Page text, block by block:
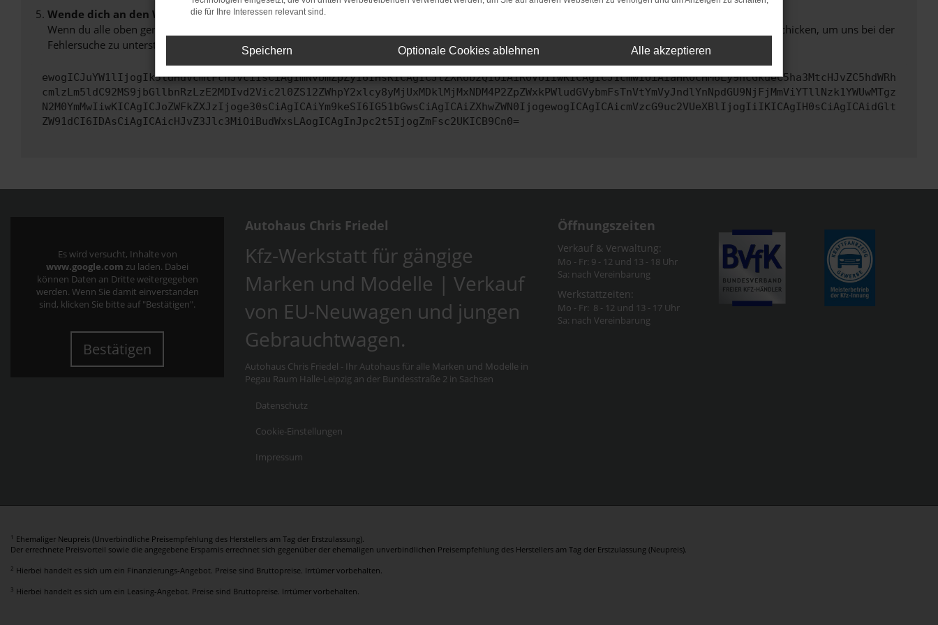
Wende dich an den Webseitenbetreiber.
Wenn du alle oben genannten Schritte versucht hast, kontaktiere uns bitte. Wir werden versuchen, das Problem zu beheben. Du kannst uns diesen Text schicken, um uns bei der
Fehlersuche zu unterstützen:
ewogICJuYW1lIjogIk5ldHdvcmtFcnJvciIsCiAgImNvbmZpZyI6IHsKICAgICJtZXRob2QiOiAiR0VUIiwKICAgICJ1cmwiOiAiaHR0cHM6Ly9hcGkueC5ha3MtcHJvZC5hdWRh
cmlzLm5ldC92MS9jbGllbnRzLzE2MDIvd2Vic2l0ZS12ZWhpY2xlcy8yMjUxMDklMjMxNDM4P2ZpZWxkPWludGVybmFsTnVtYmVyJndlYnNpdGU9NjFjMmViYTllNzk1YWUwMTgz
N2M0YmMwIiwKICAgICJoZWFkZXJzIjoge30sCiAgICAiYm9keSI6IG51bGwsCiAgICAiZXhwZWN0IjogewogICAgICAicmVzcG9uc2VUeXBlIjogIiIKICAgIH0sCiAgICAidGlt
ZW91dCI6IDAsCiAgICAicHJvZ3Jlc3MiOiBudWxsLAogICAgInJpc2t5IjogZmFsc2UKICB9Cn0=
Es wird versucht, Inhalte von
www.google.com zu laden. Dabei
können Daten an Dritte weitergegeben
werden. Wenn Sie damit einverstanden
sind, klicken Sie bitte auf "Bestätigen".
Bestätigen
Autohaus Chris Friedel
Kfz-Werkstatt für gängige
Marken und Modelle | Verkauf
von EU-Neuwagen und jungen
Gebrauchtwagen.
Autohaus Chris Friedel - Ihr Autohaus für alle Marken und Modelle in
Pegau Raum Halle-Leipzig an der Bundesstraße 2 in Sachsen
Datenschutz
Cookie-Einstellungen
Impressum
Öffnungszeiten
Verkauf & Verwaltung:
Mo - Fr: 9 - 12 und 13 - 18 Uhr
Sa: nach Vereinbarung
Werkstattzeiten:
Mo - Fr: 8 - 12 und 13 - 17 Uhr
Sa: nach Vereinbarung
1 Ehemaliger Neupreis (Unverbindliche Preisempfehlung des Herstellers am Tag der Erstzulassung).
Der errechnete Preisvorteil sowie die angegebene Ersparnis errechnet sich gegenüber der ehemaligen unverbindlichen Preisempfehlung des Herstellers am Tag der Erstzulassung (Neupreis).
2 Hierbei handelt es sich um ein Finanzierungs-Angebot. Preise sind Bruttopreise. Irrtümer vorbehalten.
3 Hierbei handelt es sich um ein Leasing-Angebot. Preise sind Bruttopreise. Irrtümer vorbehalten.
die für Ihre Interessen relevant sind.
Speichern Optionale Cookies ablehnen Alle akzeptieren